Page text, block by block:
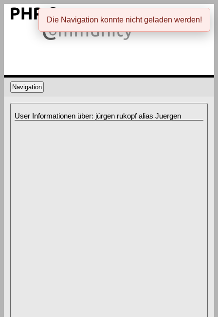
Navigation
User Informationen über: jürgen rukopf alias Juergen
Die Navigation konnte nicht geladen werden!